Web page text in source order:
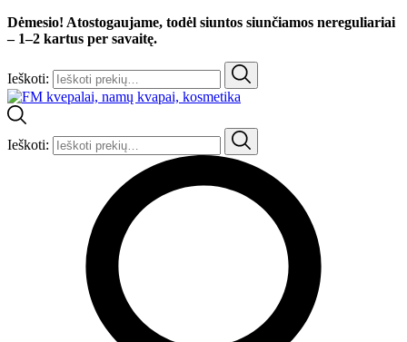
Dėmesio! Atostogaujame, todėl siuntos siunčiamos nereguliariai
– 1–2 kartus per savaitę.
Ieškoti:
Ieškoti: